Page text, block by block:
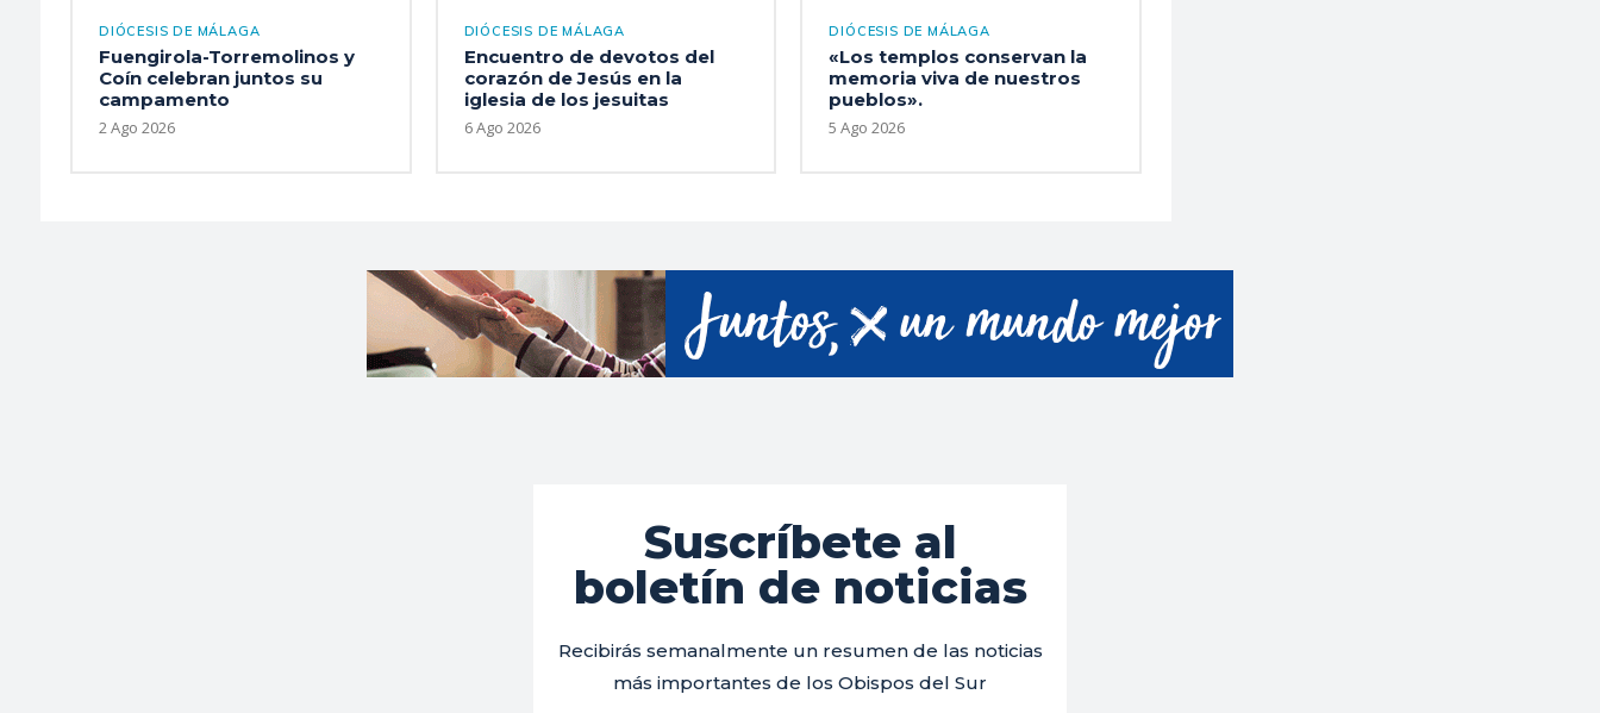
DIÓCESIS DE MÁLAGA
Fuengirola-Torremolinos y
Coín celebran juntos su
campamento
2 Ago 2026
DIÓCESIS DE MÁLAGA
Encuentro de devotos del
corazón de Jesús en la
iglesia de los jesuitas
6 Ago 2026
DIÓCESIS DE MÁLAGA
«Los templos conservan la
memoria viva de nuestros
pueblos».
5 Ago 2026
Suscríbete al
boletín de noticias
Recibirás semanalmente un resumen de las noticias
más importantes de los Obispos del Sur